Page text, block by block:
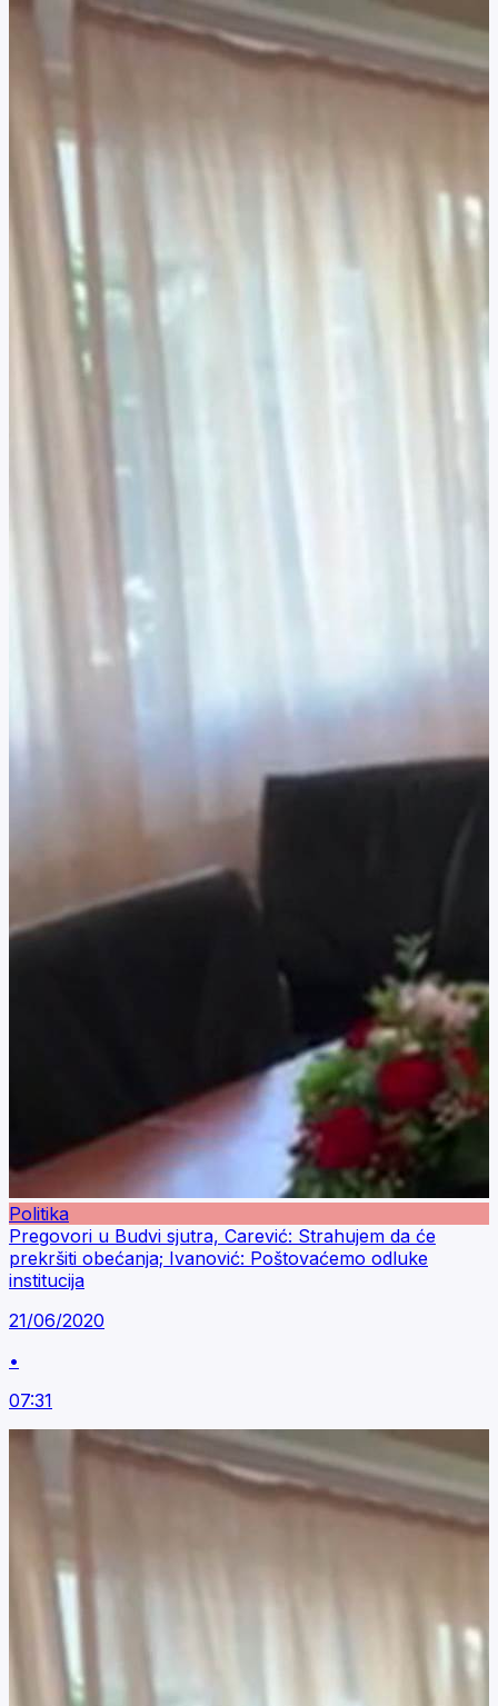
Politika
Pregovori u Budvi sjutra, Carević: Strahujem da će
prekršiti obećanja; Ivanović: Poštovaćemo odluke
institucija
21/06/2020
•
07:31